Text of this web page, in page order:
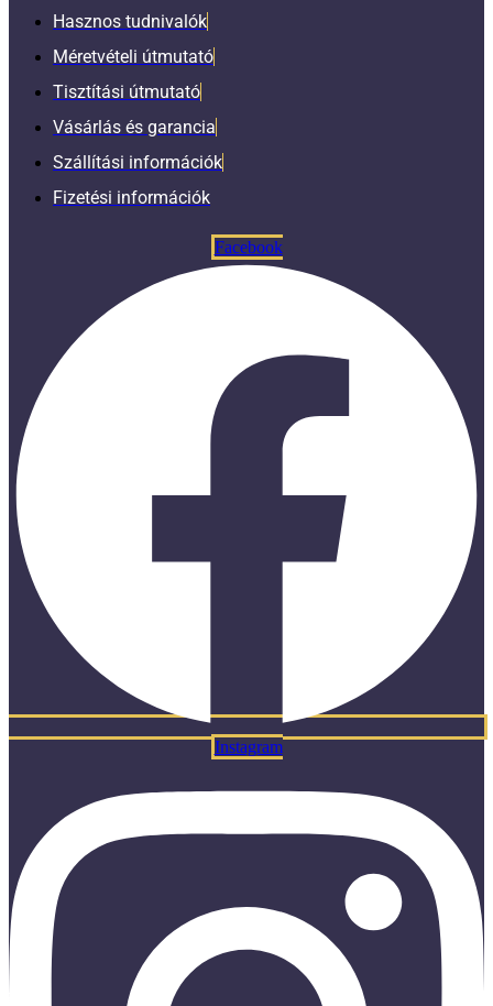
Hasznos tudnivalók
Méretvételi útmutató
Tisztítási útmutató
Vásárlás és garancia
Szállítási információk
Fizetési információk
Facebook
Instagram